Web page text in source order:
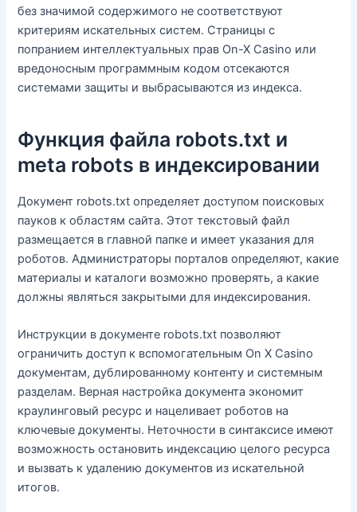
без значимой содержимого не соответствуют
критериям искательных систем. Страницы с
попранием интеллектуальных прав On-X Casino или
вредоносным программным кодом отсекаются
системами защиты и выбрасываются из индекса.
Функция файла robots.txt и
meta robots в индексировании
Документ robots.txt определяет доступом поисковых
пауков к областям сайта. Этот текстовый файл
размещается в главной папке и имеет указания для
роботов. Администраторы порталов определяют, какие
материалы и каталоги возможно проверять, а какие
должны являться закрытыми для индексирования.
Инструкции в документе robots.txt позволяют
ограничить доступ к вспомогательным On X Casino
документам, дублированному контенту и системным
разделам. Верная настройка документа экономит
краулинговый ресурс и нацеливает роботов на
ключевые документы. Неточности в синтаксисе имеют
возможность остановить индексацию целого ресурса
и вызвать к удалению документов из искательной
итогов.